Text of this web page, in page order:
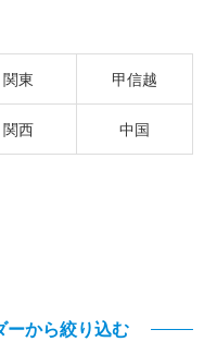
関東 甲信越
関西 中国
ーから絞り込む